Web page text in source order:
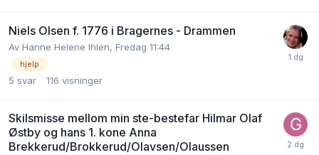
Niels Olsen f. 1776 i Bragernes - Drammen
Av Hanne Helene Ihlen, Fredag 11:44
hjelp
5 svar 116 visninger
Skilsmisse mellom min ste-bestefar Hilmar Olaf
Østby og hans 1. kone Anna
Brekkerud/Brokkerud/Olavsen/Olaussen